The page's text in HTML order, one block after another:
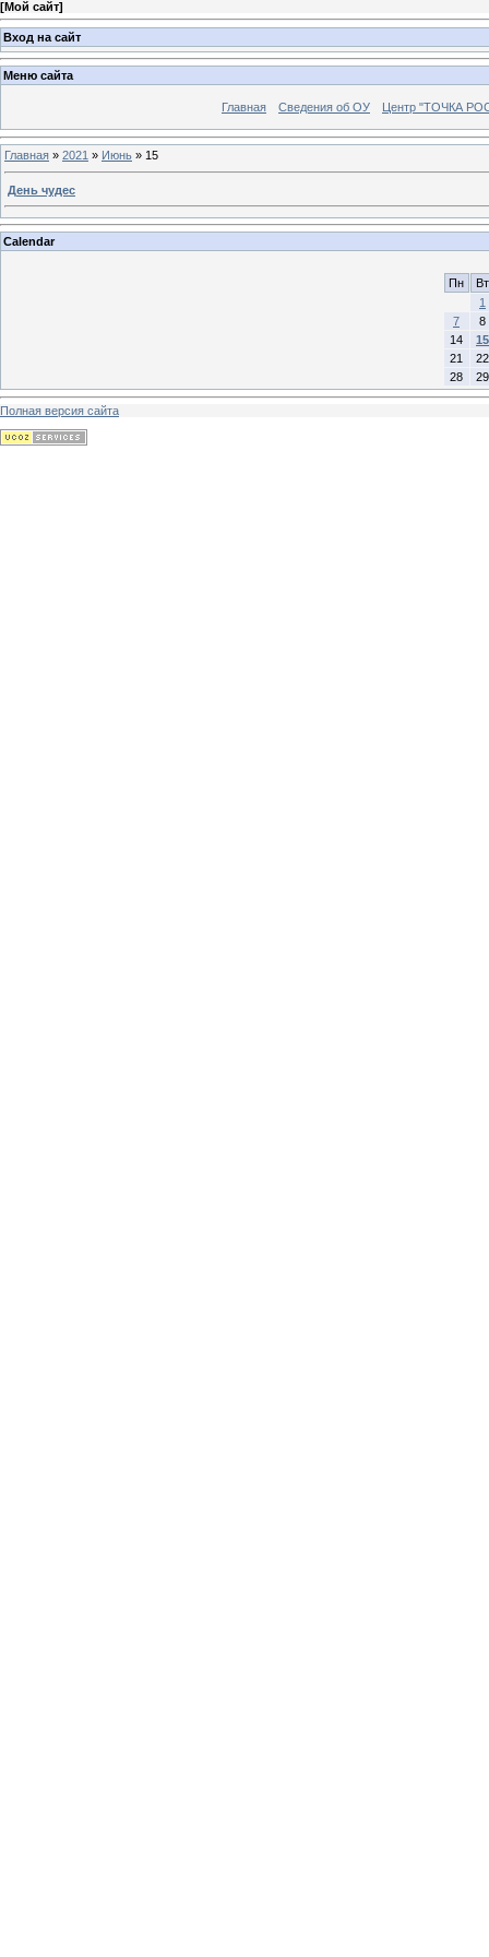
[Мой сайт]
Вход на сайт
Меню сайта
Главная Сведения об ОУ Центр "ТОЧКА
Главная » 2021 » Июнь » 15
День чудес
Calendar
Пн
Вт
1
7
8
14
15
21
22
28
29
Полная версия сайта